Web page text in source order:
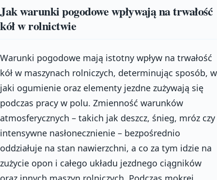
Jak warunki pogodowe wpływają na trwałość
kół w rolnictwie
Warunki pogodowe mają istotny wpływ na trwałość
kół w maszynach rolniczych, determinując sposób, w
jaki ogumienie oraz elementy jezdne zużywają się
podczas pracy w polu. Zmienność warunków
atmosferycznych – takich jak deszcz, śnieg, mróz czy
intensywne nasłonecznienie – bezpośrednio
oddziałuje na stan nawierzchni, a co za tym idzie na
zużycie opon i całego układu jezdnego ciągników